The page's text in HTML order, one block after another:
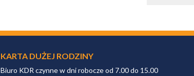
KARTA DUŻEJ RODZINY
Biuro KDR czynne w dni robocze od 7.00 do 15.00